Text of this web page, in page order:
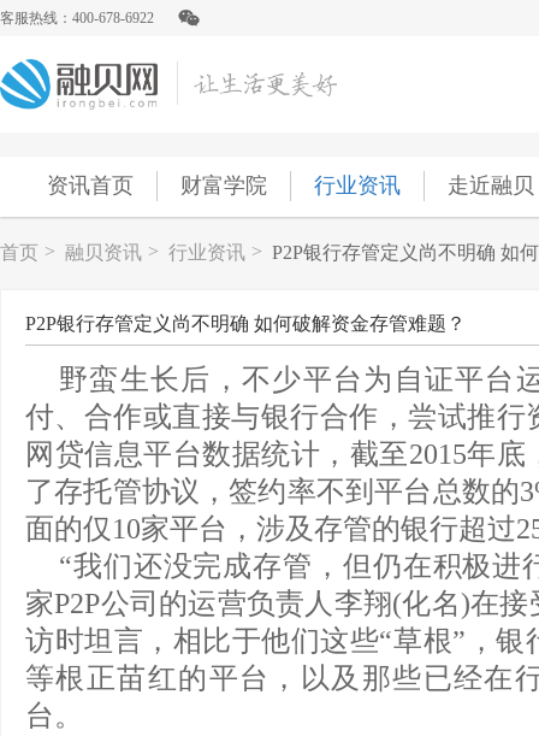
客服热线：400-678-6922
资讯首页 财富学院 行业资讯 走近融贝
首页 > 融贝资讯 > 行业资讯 > P2P银行存管定义尚不明确 如
P2P银行存管定义尚不明确 如何破解资金存管难题？
野蛮生长后，不少平台为自证平台
付、合作或直接与银行合作，尝试推行
网贷信息平台数据统计，截至2015年
了存托管协议，签约率不到平台总数的
面的仅10家平台，涉及存管的银行超过
“我们还没完成存管，但仍在积极进
家P2P公司的运营负责人李翔(化名)在
访时坦言，相比于他们这些“草根”，
等根正苗红的平台，以及那些已经在
台。